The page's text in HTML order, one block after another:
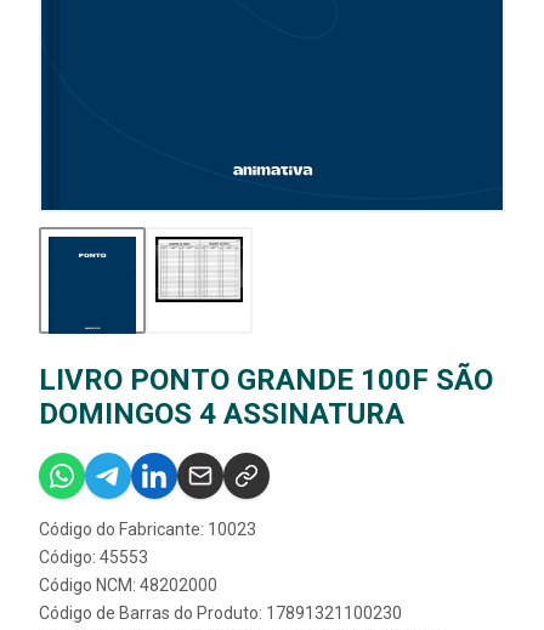
LIVRO PONTO GRANDE 100F SÃO
DOMINGOS 4 ASSINATURA
Código do Fabricante: 10023
Código: 45553
Código NCM: 48202000
Código de Barras do Produto: 17891321100230